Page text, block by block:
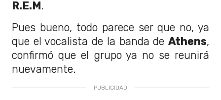
R.E.M.
Pues bueno, todo parece ser que no, ya
que el vocalista de la banda de Athens,
confirmó que el grupo ya no se reunirá
nuevamente.